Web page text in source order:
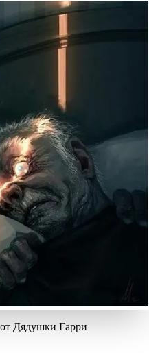
Дядушки Гарри